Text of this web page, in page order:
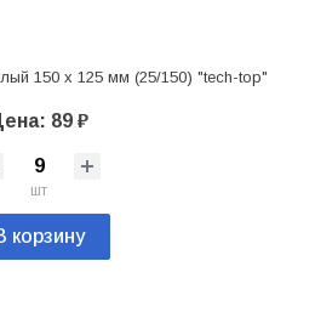
150 х 125 мм (25/150) "tech-top"
89 ₽
шт
корзину